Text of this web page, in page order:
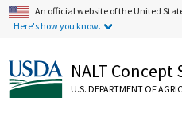
An official website of the United
Here's how you know.
NALT Concept
U.S. DEPARTMENT OF